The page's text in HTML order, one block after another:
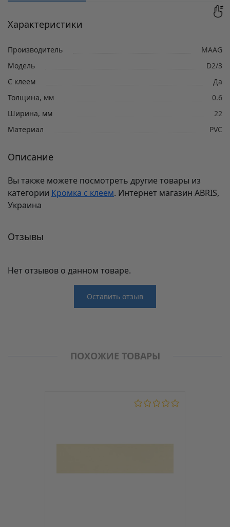
Характеристики
Производитель
MAAG
Модель
D2/3
С клеем
Да
Толщина, мм
0.6
Ширина, мм
22
Материал
PVC
Описание
Вы также можете посмотреть другие товары из
категории Кромка с клеем. Интернет магазин ABRIS,
Украина
Отзывы
Нет отзывов о данном товаре.
Оставить отзыв
Модель
D2/3
Кромка с клеем
ПОХОЖИЕ ТОВАРЫ